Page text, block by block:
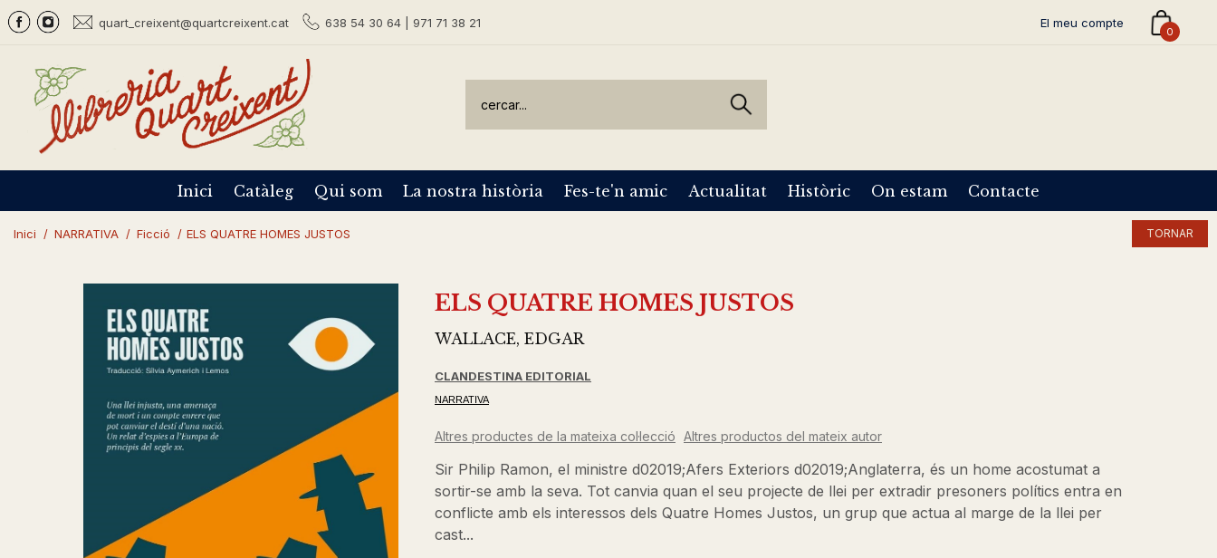
quart_creixent@quartcreixent.cat 638 54 30 64 | 971 71 38 21 El meu compte
0
Inici Catàleg Qui som La nostra història Fes-te'n amic Actualitat Històric On estam Contacte
Inici / NARRATIVA / Ficció / ELS QUATRE HOMES JUSTOS TORNAR
ELS QUATRE HOMES JUSTOS
WALLACE, EDGAR
CLANDESTINA EDITORIAL
NARRATIVA
Altres productes de la mateixa col·lecció Altres productos del mateix autor
Sir Philip Ramon, el ministre d02019;Afers Exteriors d02019;Anglaterra, és un home acostumat a
sortir-se amb la seva. Tot canvia quan el seu projecte de llei per extradir presoners polítics entra en
conflicte amb els interessos dels Quatre Homes Justos, un grup que actua al marge de la llei per
cast...